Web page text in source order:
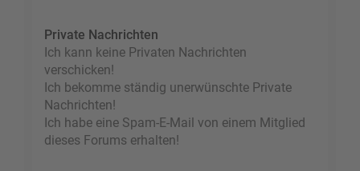
Private Nachrichten
Ich kann keine Privaten Nachrichten
verschicken!
Ich bekomme ständig unerwünschte Private
Nachrichten!
Ich habe eine Spam-E-Mail von einem Mitglied
dieses Forums erhalten!